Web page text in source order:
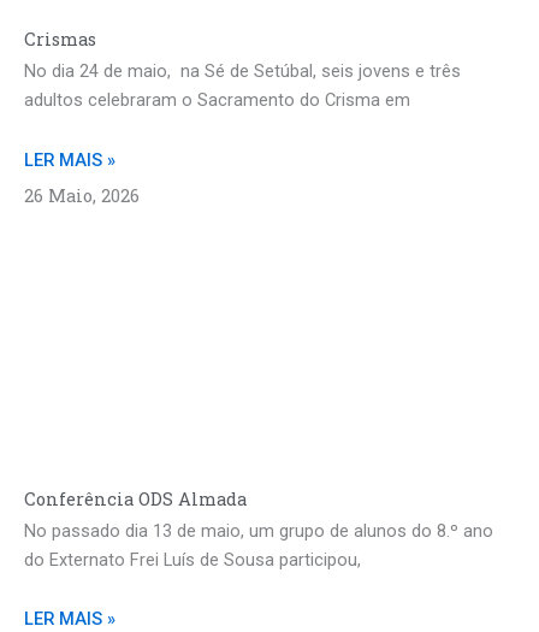
Crismas
No dia 24 de maio, na Sé de Setúbal, seis jovens e três
adultos celebraram o Sacramento do Crisma em
LER MAIS »
26 Maio, 2026
Conferência ODS Almada
No passado dia 13 de maio, um grupo de alunos do 8.º ano
do Externato Frei Luís de Sousa participou,
LER MAIS »